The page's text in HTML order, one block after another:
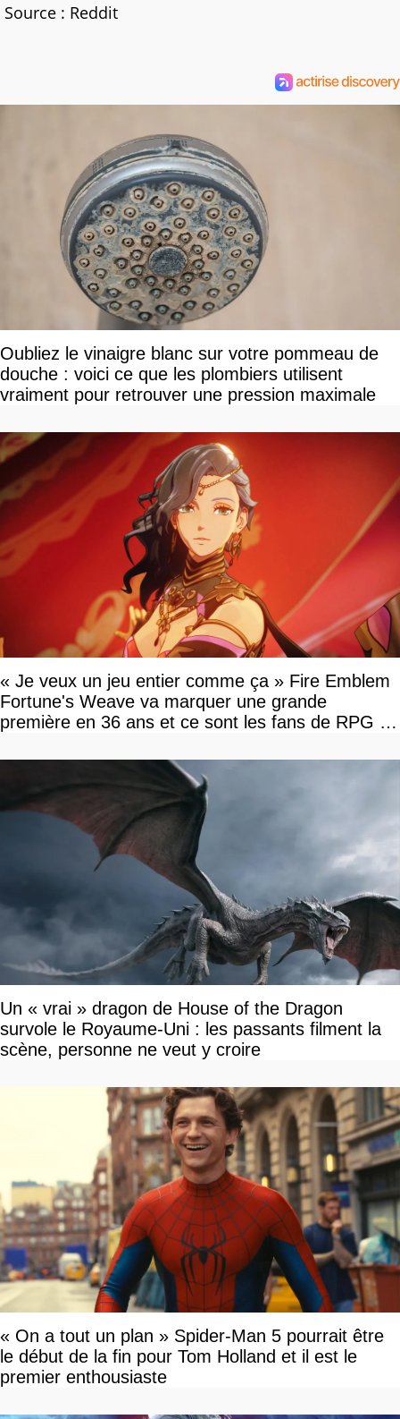
Source : Reddit
Oubliez le vinaigre blanc sur votre pommeau de
douche : voici ce que les plombiers utilisent
vraiment pour retrouver une pression maximale
« Je veux un jeu entier comme ça » Fire Emblem
Fortune's Weave va marquer une grande
première en 36 ans et ce sont les fans de RPG en
Un « vrai » dragon de House of the Dragon
survole le Royaume-Uni : les passants filment la
scène, personne ne veut y croire
« On a tout un plan » Spider-Man 5 pourrait être
le début de la fin pour Tom Holland et il est le
premier enthousiaste